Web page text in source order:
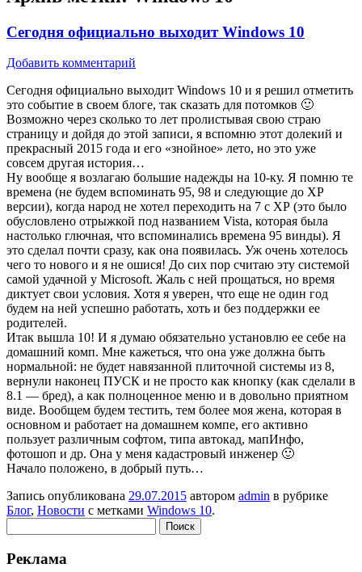
Сегодня официально выходит Windows 10
Добавить комментарий
Сегодня официально выходит Windows 10 и я решил отметить
это событие в своем блоге, так сказать для потомков 🙂
Возможно через сколько то лет пролистывая свою страю
страницу и дойдя до этой записи, я вспомню этот долекий и
прекрасный 2015 года и его «знойное» лето, но это уже
совсем другая история…
Ну вообще я возлагаю большие надежды на 10-ку. Я помню те
времена (не будем вспоминать 95, 98 и следующие до ХР
версии), когда народ не хотел переходить на 7 с ХР (это было
обусловлено отрыжкой под названием Vista, которая была
настолько глючная, что вспоминались времена 95 винды). Я
это сделал почти сразу, как она появилась. Уж очень хотелось
чего то нового и я не ошися! До сих пор считаю эту системой
самой удачной у Microsoft. Жаль с ней прощаться, но время
диктует свои условия. Хотя я уверен, что еще не один год
будем на ней успешно работать, хоть и без поддержки ее
родителей.
Итак вышла 10! И я думаю обязательно установлю ее себе на
домашний комп. Мне кажеться, что она уже должна быть
нормальной: не будет навязанной плиточной системы из 8,
вернули наконец ПУСК и не просто как кнопку (как сделали в
8.1 — бред), а как полноценное меню и в довольно приятном
виде. Вообщем будем тестить, тем более моя жена, которая в
основном и работает на домашнем компе, его активно
пользует различным софтом, типа автокад, мапИнфо,
фотошоп и др. Она у меня кадастровый инженер 🙂
Начало положено, в добрый путь…
Запись опубликована 29.07.2015 автором admin в рубрике
Блог, Новости с метками Windows 10.
Реклама